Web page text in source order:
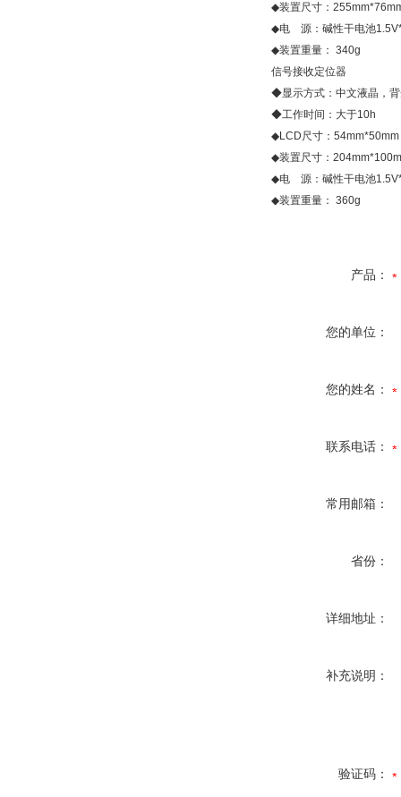
◆装置尺寸：
◆电 源：碱性干电池
◆装置重量： 340g
信号接收定位器
◆显示方式：中文液晶，
◆工作时间：大于10h
◆LCD尺寸：54mm*50mm
◆装置尺寸：
◆电 源：碱性干电池
◆装置重量： 360g
产品：
您的单位：
您的姓名：
联系电话：
常用邮箱：
省份：
详细地址：
补充说明：
验证码：